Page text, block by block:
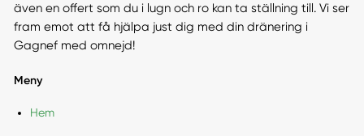
även en offert som du i lugn och ro kan ta ställning till. Vi ser
fram emot att få hjälpa just dig med din dränering i
Gagnef med omnejd!
Meny
Hem